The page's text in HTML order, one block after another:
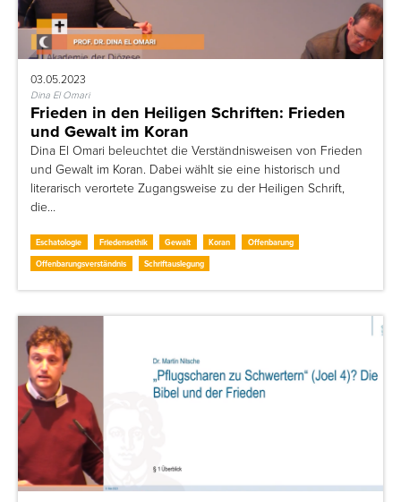
03.05.2023
Dina El Omari
Frieden in den Heiligen Schriften: Frieden
und Gewalt im Koran
Dina El Omari beleuchtet die Verständnisweisen von Frieden
und Gewalt im Koran. Dabei wählt sie eine historisch und
literarisch verortete Zugangsweise zu der Heiligen Schrift,
die…
Eschatologie Friedensethik Gewalt Koran
Offenbarung
Offenbarungsverständnis
Schriftauslegung